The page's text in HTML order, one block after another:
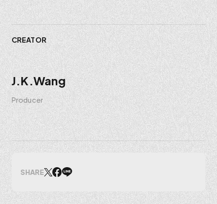
CREATOR
J.K.Wang
Producer
SHARE